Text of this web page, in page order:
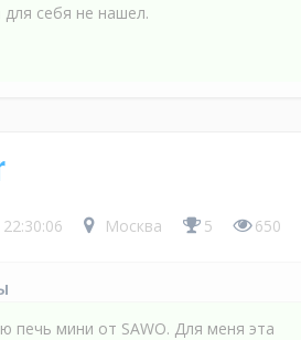
для себя не нашел.
Москва 5 650
печь мини от SAWO. Для меня эта